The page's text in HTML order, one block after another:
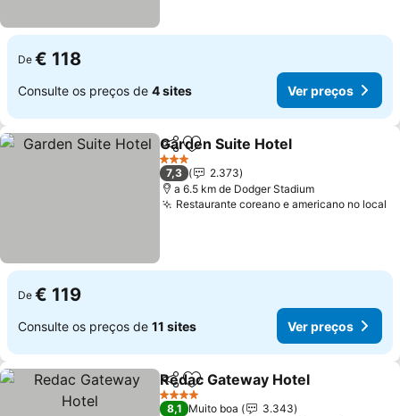
De € 118
Consulte os preços de 4 sites Ver preços
PartilharAdicionar aos favoritos
Garden Suite Hotel
3 Estrelas
7,3
2.373
a 6.5 km de Dodger Stadium
Restaurante coreano e americano no local
De € 119
Consulte os preços de 11 sites Ver preços
PartilharAdicionar aos favoritos
Redac Gateway Hotel
4 Estrelas
8,1 Muito boa
3.343